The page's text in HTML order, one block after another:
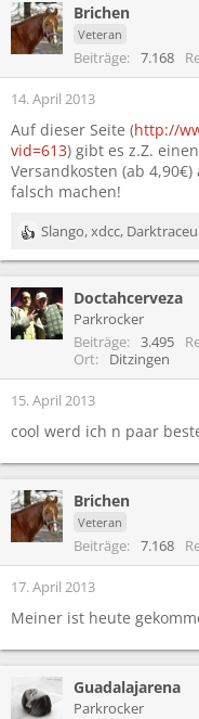
k
t
i
n
e
n
:
Brichen
Veteran
Beiträge 7.168
14. April 2013
Auf dieser Seite (http://
vid=613) gibt es z.Z.
Versandkosten (ab
falsch machen!
R
e
k
t
i
n
e
:
Slango,xdcc,
Doctahcerveza
Parkrocker
Beiträge
3.495
Ort
Ditzingen
15. April 2013
cool werd ich n paar
Brichen
Veteran
Beiträge 7.168
17. April 2013
Meiner ist heute
Guadalajarena
Parkrocker